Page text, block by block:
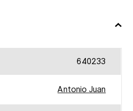
640233
Antonio Juan